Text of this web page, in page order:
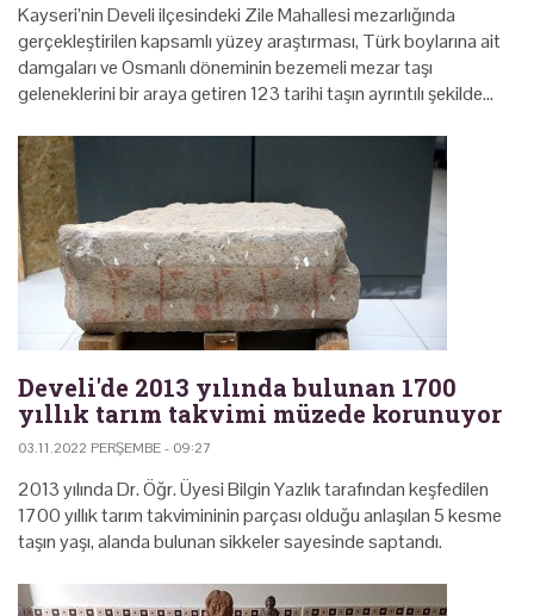
Kayseri’nin Develi ilçesindeki Zile Mahallesi mezarlığında
gerçekleştirilen kapsamlı yüzey araştırması, Türk boylarına ait
damgaları ve Osmanlı döneminin bezemeli mezar taşı
geleneklerini bir araya getiren 123 tarihi taşın ayrıntılı şekilde…
Develi'de 2013 yılında bulunan 1700
yıllık tarım takvimi müzede korunuyor
03.11.2022 PERŞEMBE - 09:27
2013 yılında Dr. Öğr. Üyesi Bilgin Yazlık tarafından keşfedilen
1700 yıllık tarım takvimininin parçası olduğu anlaşılan 5 kesme
taşın yaşı, alanda bulunan sikkeler sayesinde saptandı.